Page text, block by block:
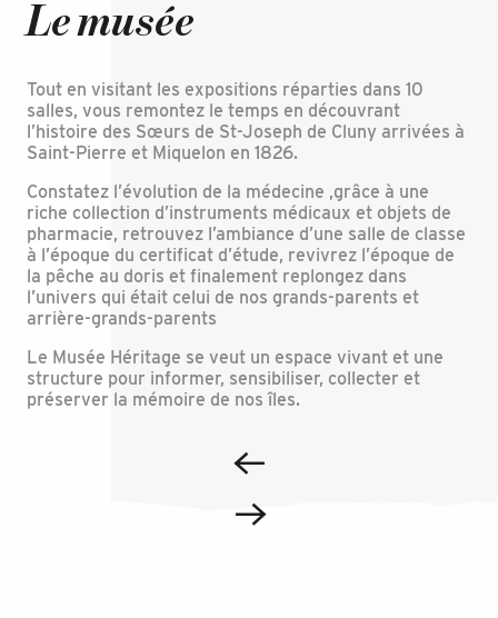
Le musée
Tout en visitant les expositions réparties dans 10
salles, vous remontez le temps en découvrant
l’histoire des Sœurs de St-Joseph de Cluny arrivées à
Saint-Pierre et Miquelon en 1826.
Constatez l’évolution de la médecine ,grâce à une
riche collection d’instruments médicaux et objets de
pharmacie, retrouvez l’ambiance d’une salle de classe
à l’époque du certificat d’étude, revivrez l’époque de
la pêche au doris et finalement replongez dans
l’univers qui était celui de nos grands-parents et
arrière-grands-parents
Le Musée Héritage se veut un espace vivant et une
structure pour informer, sensibiliser, collecter et
préserver la mémoire de nos îles.